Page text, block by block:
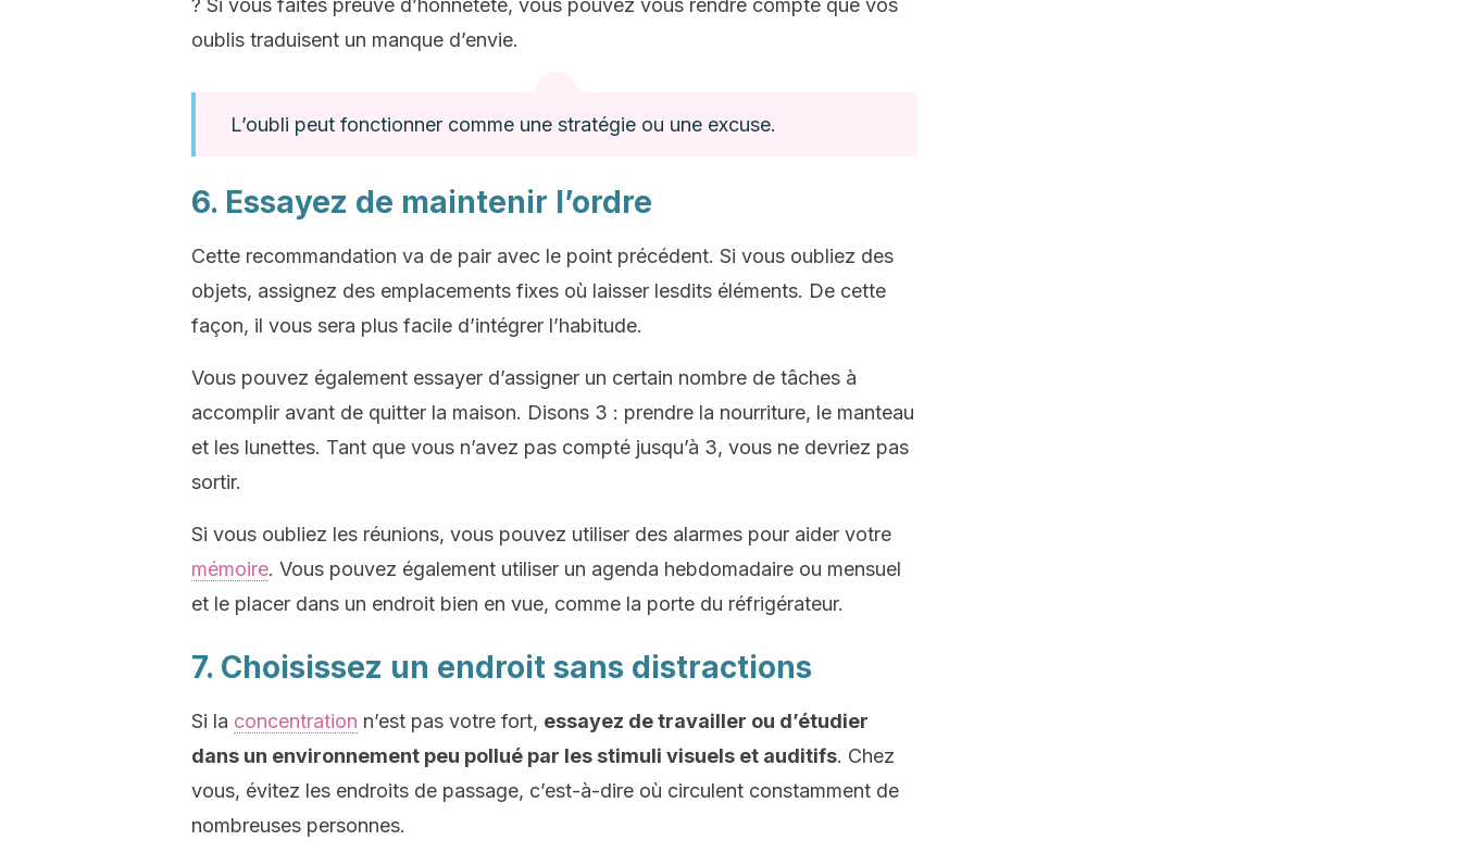
? Si vous faites preuve d’honnêteté, vous pouvez vous rendre compte que vos
oublis traduisent un manque d’envie.
L’oubli peut fonctionner comme une stratégie ou une excuse.
6. Essayez de maintenir l’ordre
Cette recommandation va de pair avec le point précédent. Si vous oubliez des
objets, assignez des emplacements fixes où laisser lesdits éléments. De cette
façon, il vous sera plus facile d’intégrer l’habitude.
Vous pouvez également essayer d’assigner un certain nombre de tâches à
accomplir avant de quitter la maison. Disons 3 : prendre la nourriture, le manteau
et les lunettes. Tant que vous n’avez pas compté jusqu’à 3, vous ne devriez pas
sortir.
Si vous oubliez les réunions, vous pouvez utiliser des alarmes pour aider votre
mémoire. Vous pouvez également utiliser un agenda hebdomadaire ou mensuel
et le placer dans un endroit bien en vue, comme la porte du réfrigérateur.
7. Choisissez un endroit sans distractions
Si la concentration n’est pas votre fort, essayez de travailler ou d’étudier
dans un environnement peu pollué par les stimuli visuels et auditifs. Chez
vous, évitez les endroits de passage, c’est-à-dire où circulent constamment de
nombreuses personnes.